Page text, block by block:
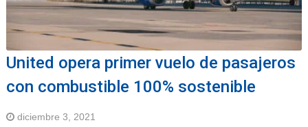
United opera primer vuelo de pasajeros
con combustible 100% sostenible
diciembre 3, 2021